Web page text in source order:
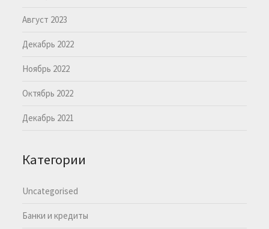
Август 2023
Декабрь 2022
Ноябрь 2022
Октябрь 2022
Декабрь 2021
Категории
Uncategorised
Банки и кредиты